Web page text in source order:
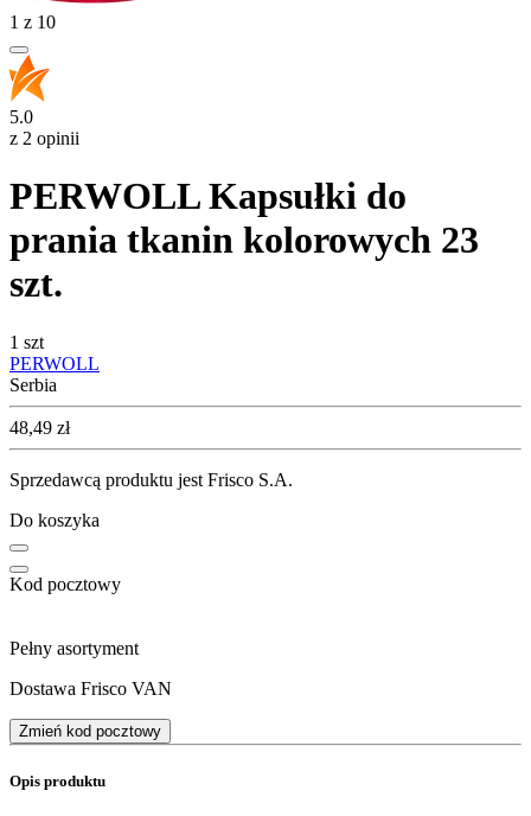
1 z 10
5.0
z 2 opinii
PERWOLL Kapsułki do
prania tkanin kolorowych 23
szt.
1 szt
PERWOLL
Serbia
Cena
48,49 zł
Sprzedawcą produktu jest Frisco S.A.
Do koszyka
Kod pocztowy
Pełny asortyment
Dostawa Frisco VAN
Zmień kod pocztowy
Opis produktu